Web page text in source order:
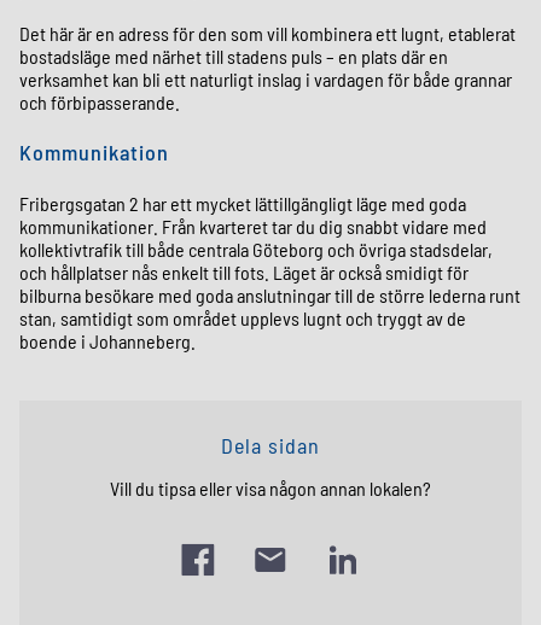
Det här är en adress för den som vill kombinera ett lugnt, etablerat
bostadsläge med närhet till stadens puls – en plats där en
verksamhet kan bli ett naturligt inslag i vardagen för både grannar
och förbipasserande.
Kommunikation
Fribergsgatan 2 har ett mycket lättillgängligt läge med goda
kommunikationer. Från kvarteret tar du dig snabbt vidare med
kollektivtrafik till både centrala Göteborg och övriga stadsdelar,
och hållplatser nås enkelt till fots. Läget är också smidigt för
bilburna besökare med goda anslutningar till de större lederna runt
stan, samtidigt som området upplevs lugnt och tryggt av de
boende i Johanneberg.
Dela sidan
Vill du tipsa eller visa någon annan lokalen?